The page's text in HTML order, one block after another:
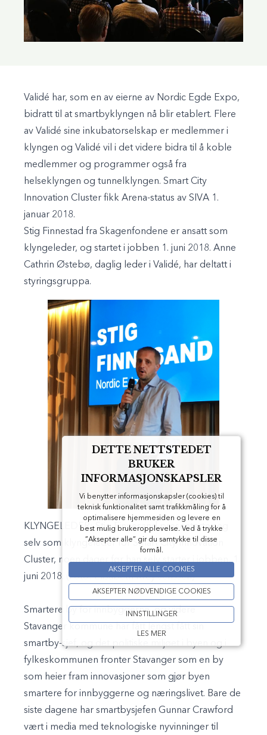
Validé har, som en av eierne av Nordic Egde Expo,
bidratt til at smartbyklyngen nå blir etablert. Flere
av Validé sine inkubatorselskap er medlemmer i
klyngen og Validé vil i det videre bidra til å koble
medlemmer og programmer også fra
helseklyngen og tunnelklyngen. Smart City
Innovation Cluster fikk Arena-status av SIVA 1.
januar 2018.
Stig Finnestad fra Skagenfondene er ansatt som
klyngeleder, og startet i jobben 1. juni 2018. Anne
Cathrin Østebø, daglig leder i Validé, har deltatt i
styringsgruppa.
KLYNGELEDER: Stig Finnesand presenterte seg
selv som klyngeleder for Smart City Innovation
Cluster, noen dager før han selv starter i jobben, 1.
juni 2018. (Foto: Elisabeth Krey Jenssen)
Smartere by for innbyggerne, og videre
Stavanger kommune har fått lengst fått sin
smartby-sjef, og det politiske miljøet i byen og i
fylkeskommunen fronter Stavanger som en by
som heier fram innovasjoner som gjør byen
smartere for innbyggerne og næringslivet. Bare de
siste dagene har smartbysjefen Gunnar Crawford
vært i media med teknologiske nyvinninger til
DETTE NETTSTEDET
BRUKER
INFORMASJONSKAPSLER
Vi benytter informasjonskapsler (cookies) til
teknisk funktionalitet samt trafikkmåling for å
optimalisere hjemmesiden og levere en
best mulig brukeropplevelse. Ved å trykke
”Aksepter alle” gir du samtykke til disse
formål.
AKSEPTER ALLE COOKIES
AKSEPTER NØDVENDIGE COOKIES
INNSTILLINGER
LES MER